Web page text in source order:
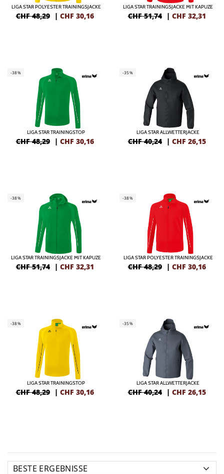
LIGA STAR POLYESTER TRAININGSJACKE
CHF 48,29 | CHF 30,16
LIGA STAR TRAININGSJACKE MIT KAPUZE
CHF 51,74 | CHF 32,31
-38%
LIGA STAR TRAININGSTOP
CHF 48,29 | CHF 30,16
-35%
LIGA STAR ALLWETTERJACKE
CHF 40,24 | CHF 26,15
-38%
LIGA STAR TRAININGSJACKE MIT KAPUZE
CHF 51,74 | CHF 32,31
-38%
LIGA STAR POLYESTER TRAININGSJACKE
CHF 48,29 | CHF 30,16
-38%
LIGA STAR TRAININGSTOP
CHF 48,29 | CHF 30,16
-35%
LIGA STAR ALLWETTERJACKE
CHF 40,24 | CHF 26,15